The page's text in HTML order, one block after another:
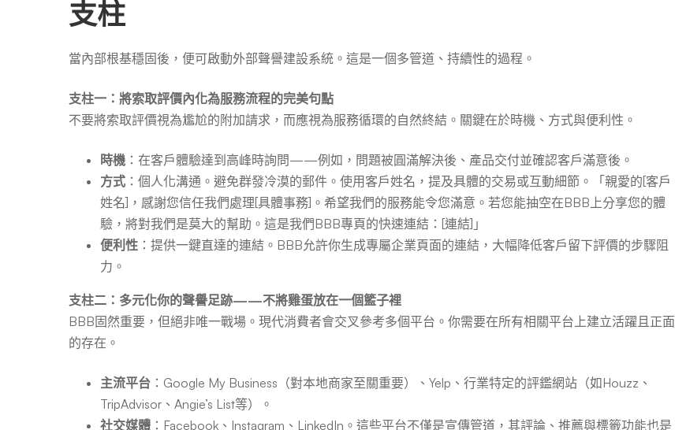
支柱
當內部根基穩固後，便可啟動外部聲譽建設系統。這是一個多管道、持續性的過程。
支柱一：將索取評價內化為服務流程的完美句點
不要將索取評價視為尷尬的附加請求，而應視為服務循環的自然終結。關鍵在於時機、方式與便利性。
時機 ：在客戶體驗達到高峰時詢問——例如，問題被圓滿解決後、產品交付並確認客戶滿意後。
方式 ：個人化溝通。避免群發冷漠的郵件。使用客戶姓名，提及具體的交易或互動細節。「親愛的[客戶
姓名]，感謝您信任我們處理[具體事務]。希望我們的服務能令您滿意。若您能抽空在BBB上分享您的體
驗，將對我們是莫大的幫助。這是我們BBB專頁的快速連結：[連結]」
便利性 ：提供一鍵直達的連結。BBB允許你生成專屬企業頁面的連結，大幅降低客戶留下評價的步驟阻
力。
支柱二：多元化你的聲譽足跡——不將雞蛋放在一個籃子裡
BBB固然重要，但絕非唯一戰場。現代消費者會交叉參考多個平台。你需要在所有相關平台上建立活躍且正面
的存在。
主流平台 ：Google My Business（對本地商家至關重要）、Yelp、行業特定的評鑑網站（如Houzz、
TripAdvisor、Angie’s List等）。
社交媒體 ：Facebook、Instagram、LinkedIn。這些平台不僅是宣傳管道，其評論、推薦與標籤功能也是